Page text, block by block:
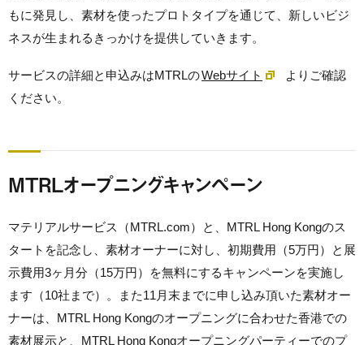
もに発見し、素材を使ったプロトタイプを通じて、新しいビジ
ネスが生まれるきっかけを提供していきます。
サービスの詳細と申込みはMTRLのWebサイト
よりご確認
ください。
MTRLオープニングキャンペーン
マテリアルサービス（MTRL.com）と、MTRL Hong Kongのス
タートを記念し、素材オーナーに対し、初期費用（5万円）と展
示費用3ヶ月分（15万円）を無料にするキャンペーンを実施し
ます（10社まで）。また11月末までに申し込み頂いた素材オー
ナーは、MTRL Hong Kongのオープニングに合わせた香港での
素材展示と、MTRL Hong Kongオープニングパーティーでのプ